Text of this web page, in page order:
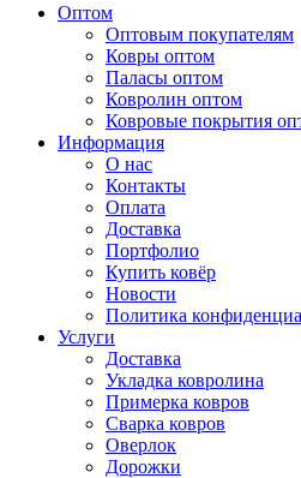
Оптом
Оптовым покупателям
Ковры оптом
Паласы оптом
Ковролин оптом
Ковровые покрытия
Информация
О нас
Контакты
Оплата
Доставка
Портфолио
Купить ковёр
Новости
Политика
Услуги
Доставка
Укладка ковролина
Примерка ковров
Сварка ковров
Оверлок
Дорожки